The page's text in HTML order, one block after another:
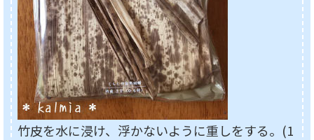
竹皮を水に浸け、浮かないように重しをする。(1